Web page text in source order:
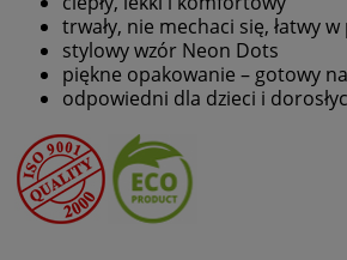
trwały, nie mechaci się, łatwy
stylowy wzór Neon Dots
piękne opakowanie – gotowy
odpowiedni dla dzieci i